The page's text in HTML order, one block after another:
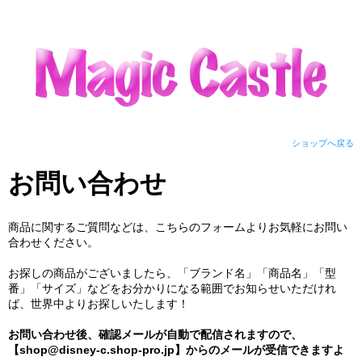
ショップへ戻る
お問い合わせ
商品に関するご質問などは、こちらのフォームよりお気軽にお問い
合わせください。
お探しの商品がございましたら、「ブランド名」「商品名」「型
番」「サイズ」などをお分かりになる範囲でお知らせいただけれ
ば、世界中よりお探しいたします！
お問い合わせ後、確認メールが自動で配信されますので、
【shop@disney-c.shop-pro.jp】からのメールが受信できますよ